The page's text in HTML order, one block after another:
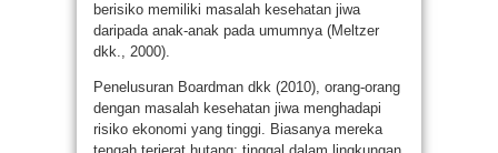
berisiko memiliki masalah kesehatan jiwa
daripada anak-anak pada umumnya (Meltzer
dkk., 2000).
Penelusuran Boardman dkk (2010), orang-orang
dengan masalah kesehatan jiwa menghadapi
risiko ekonomi yang tinggi. Biasanya mereka